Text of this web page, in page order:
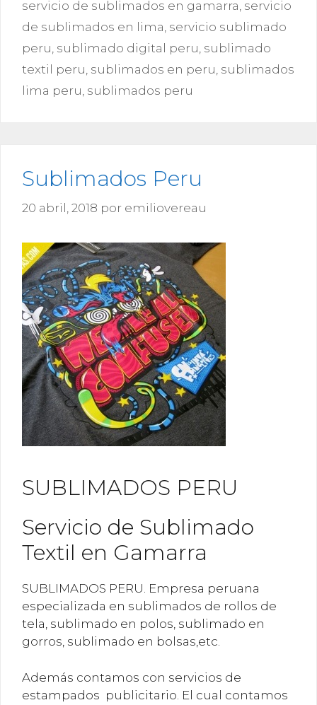
servicio de sublimados en gamarra servicio
de sublimados en lima servicio sublimado
peru sublimado digital peru sublimado
textil peru sublimados en peru sublimados
lima peru sublimados peru
Sublimados Peru
20 abril, 2018 por emiliovereau
SUBLIMADOS PERU
Servicio de Sublimado
Textil en Gamarra
SUBLIMADOS PERU. Empresa peruana
especializada en sublimados de rollos de
tela, sublimado en polos, sublimado en
gorros, sublimado en bolsas,etc.
Además contamos con servicios de
estampados publicitario. El cual contamos